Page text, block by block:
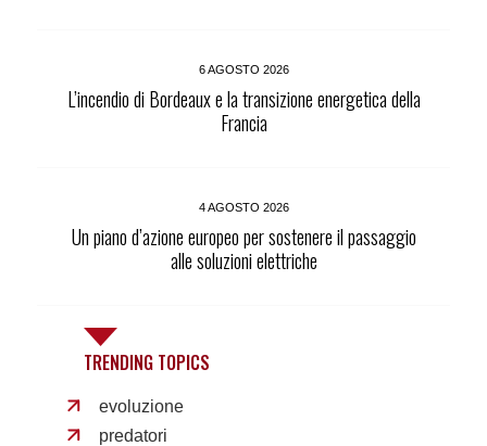
6 AGOSTO 2026
L’incendio di Bordeaux e la transizione energetica della
Francia
4 AGOSTO 2026
Un piano d’azione europeo per sostenere il passaggio
alle soluzioni elettriche
TRENDING TOPICS
evoluzione
predatori